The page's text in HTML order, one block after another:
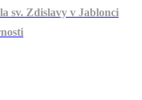
sv. Zdislavy v Jablonci